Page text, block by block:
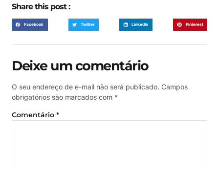
Share this post :
Facebook Twitter LinkedIn Pinterest
Deixe um comentário
O seu endereço de e-mail não será publicado. Campos
obrigatórios são marcados com *
Comentário *